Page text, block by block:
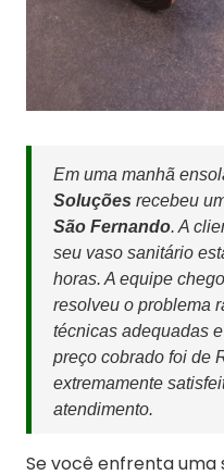
Em uma manhã
Soluções recebeu
São Fernando. A
seu vaso sanitário
horas. A equipe
resolveu o problema
técnicas adequadas
preço cobrado foi de
extremamente
atendimento.
Se você enfrenta uma